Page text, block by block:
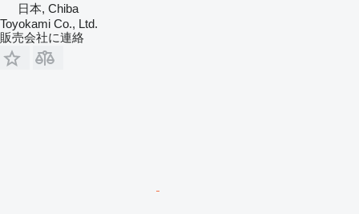
日本, Chiba
Toyokami Co., Ltd.
販売会社に連絡